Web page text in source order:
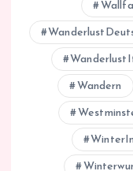
Wandern